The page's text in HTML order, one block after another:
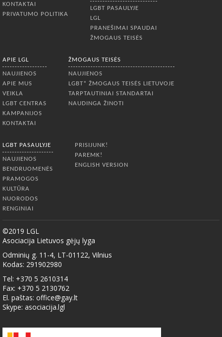
KONTAKTAI
PRIVATUMO POLITIKA
LGBT PASAULYJE
LGL
PRANEŠIMAI SPAUDAI
ŽMOGAUS TEISĖS
APIE LGL
NAUJIENOS
APIE MUS
VEIKLA
LGBT CENTRAS
KAMPANIJOS
KONTAKTAI
ŽMOGAUS TEISĖS
NAUJIENOS
LGBT* ŽMOGAUS TEISĖS LIETUVOJE
TARPTAUTINIAI STANDARTAI
NAUDINGA ŽINOTI
LGBT PASAULYJE
NAUJIENOS
BENDRUOMENĖS
PRAMOGOS
KULTŪRA
NUORODOS
RENGINIAI
PRISIJUNK!
PAREMK!
ENGLISH VERSION
©2019 LGL
Asociacija Lietuvos gėjų lyga
Odminių g. 11-4, LT-01122, Vilnius
Kodas: 291902980
Tel: +370 5 2610314
Fax: +370 5 2130762
El. paštas: office@gay.lt
Skype: asociacija.lgl